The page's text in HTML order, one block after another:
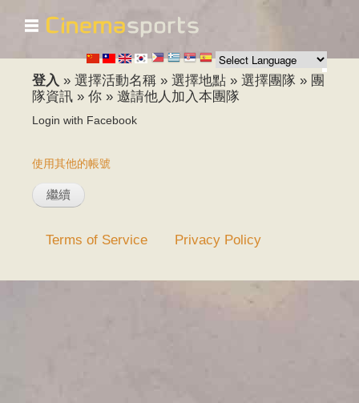
移
至
主
內
容
☰
登入 » 選擇活動名稱 » 選擇地點 » 選擇團隊 » 團
隊資訊 » 你 » 邀請他人加入本團隊
Login with Facebook
使用其他的帳號
Terms of Service Privacy Policy